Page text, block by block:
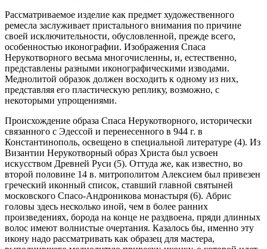
Рассматриваемое изделие как предмет художественного
ремесла заслуживает пристального внимания по причине
своей исключительности, обусловленной, прежде всего,
особенностью иконографии. Изображения Спаса
Нерукотворного весьма многочисленны, и, естественно,
представлены разными иконографическими изводами.
Меднолитой образок должен восходить к одному из них,
представляя его пластическую реплику, возможно, с
некоторыми упрощениями.
Происхождение образа Спаса Нерукотворного, исторически
связанного с Эдессой и перенесенного в 944 г. в
Константинополь, освещено в специальной литературе (4). Из
Византии Нерукотворный образ Христа был усвоен
искусством Древней Руси (5). Оттуда же, как известно, во
второй половине 14 в. митрополитом Алексием был привезен
греческий иконный список, ставший главной святыней
московского Спасо-Андроникова монастыря (6). Абрис
головы здесь несколько иной, чем в более ранних
произведениях, борода на конце не раздвоена, пряди длинных
волос имеют волнистые очертания. Казалось бы, именно эту
икону надо рассматривать как образец для мастера,